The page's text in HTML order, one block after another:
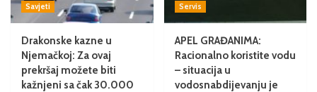
Savjeti
Drakonske kazne u
Njemačkoj: Za ovaj
prekršaj možete biti
kažnjeni sa čak 30.000
Servis
APEL GRAĐANIMA:
Racionalno koristite vodu
– situacija u
vodosnabdijevanju je